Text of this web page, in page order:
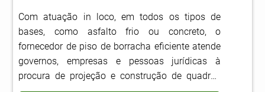
Com atuação in loco, em todos os tipos de
bases, como asfalto frio ou concreto, o
fornecedor de piso de borracha eficiente atende
governos, empresas e pessoas jurídicas à
procura de projeção e construção de quadras